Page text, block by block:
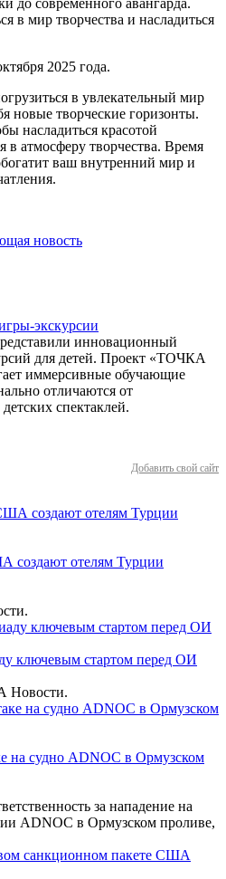
в мир творчества и насладиться
2025 года.
в увлекательный мир
новые творческие горизонты.
насладиться красотой
в атмосферу творчества. Время
ваш внутренний мир и
новость
экскурсии
инновационный
для детей. Проект «ТОЧКА
иммерсивные обучающие
отличаются от
спектаклей.
Добавить свой сайт
создают отелям Турции
ключевым стартом перед ОИ
Новости.
на судно ADNOC в Ормузском
за нападение на
ADNOC в Ормузском проливе,